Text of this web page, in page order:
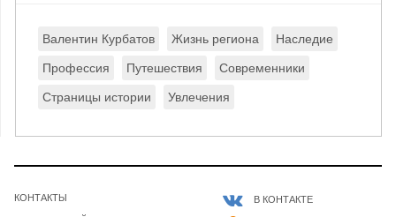
Валентин Курбатов Жизнь региона Наследие
Профессия Путешествия Современники
Страницы истории Увлечения
КОНТАКТЫ В КОНТАКТЕ